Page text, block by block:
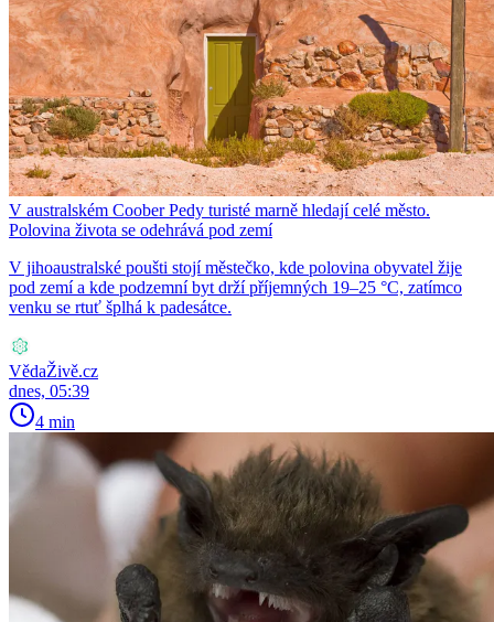
V australském Coober Pedy turisté marně hledají celé město.
Polovina života se odehrává pod zemí
V jihoaustralské poušti stojí městečko, kde polovina obyvatel žije
pod zemí a kde podzemní byt drží příjemných 19–25 °C, zatímco
venku se rtuť šplhá k padesátce.
VědaŽivě.cz
dnes, 05:39
4 min